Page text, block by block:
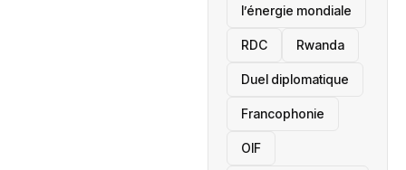
l’énergie mondiale
RDC Rwanda
Duel diplomatique
Francophonie
OIF